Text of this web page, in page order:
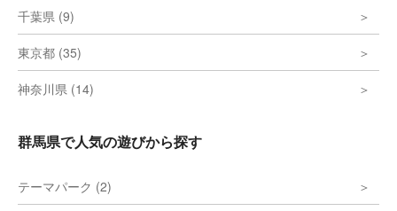
千葉県 (9)
東京都 (35)
神奈川県 (14)
群馬県で人気の遊びから探す
テーマパーク (2)